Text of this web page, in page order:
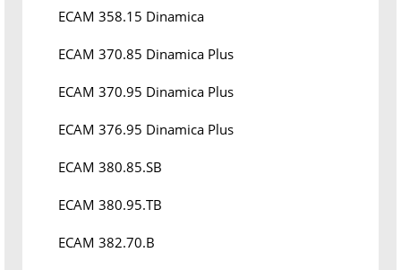
ECAM 358.15 Dinamica
ECAM 370.85 Dinamica Plus
ECAM 370.95 Dinamica Plus
ECAM 376.95 Dinamica Plus
ECAM 380.85.SB
ECAM 380.95.TB
ECAM 382.70.B